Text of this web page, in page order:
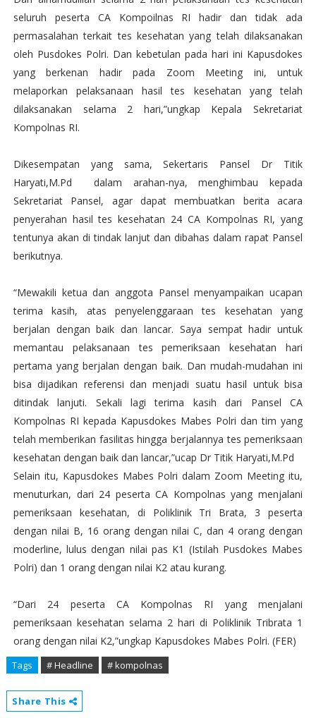
seluruh peserta CA Kompoilnas RI hadir dan tidak ada
permasalahan terkait tes kesehatan yang telah dilaksanakan
oleh Pusdokes Polri. Dan kebetulan pada hari ini Kapusdokes
yang berkenan hadir pada Zoom Meeting ini, untuk
melaporkan pelaksanaan hasil tes kesehatan yang telah
dilaksanakan selama 2 hari,”ungkap Kepala Sekretariat
Kompolnas RI.
Dikesempatan yang sama, Sekertaris Pansel Dr Titik
Haryati,M.Pd dalam arahan-nya, menghimbau kepada
Sekretariat Pansel, agar dapat membuatkan berita acara
penyerahan hasil tes kesehatan 24 CA Kompolnas RI, yang
tentunya akan di tindak lanjut dan dibahas dalam rapat Pansel
berikutnya.
“Mewakili ketua dan anggota Pansel menyampaikan ucapan
terima kasih, atas penyelenggaraan tes kesehatan yang
berjalan dengan baik dan lancar. Saya sempat hadir untuk
memantau pelaksanaan tes pemeriksaan kesehatan hari
pertama yang berjalan dengan baik. Dan mudah-mudahan ini
bisa dijadikan referensi dan menjadi suatu hasil untuk bisa
ditindak lanjuti. Sekali lagi terima kasih dari Pansel CA
Kompolnas RI kepada Kapusdokes Mabes Polri dan tim yang
telah memberikan fasilitas hingga berjalannya tes pemeriksaan
kesehatan dengan baik dan lancar,”ucap Dr Titik Haryati,M.Pd
Selain itu, Kapusdokes Mabes Polri dalam Zoom Meeting itu,
menuturkan, dari 24 peserta CA Kompolnas yang menjalani
pemeriksaan kesehatan, di Poliklinik Tri Brata, 3 peserta
dengan nilai B, 16 orang dengan nilai C, dan 4 orang dengan
moderline, lulus dengan nilai pas K1 (Istilah Pusdokes Mabes
Polri) dan 1 orang dengan nilai K2 atau kurang.
“Dari 24 peserta CA Kompolnas RI yang menjalani
pemeriksaan kesehatan selama 2 hari di Poliklinik Tribrata 1
orang dengan nilai K2,”ungkap Kapusdokes Mabes Polri. (FER)
Tags # Headline # kompolnas
Share This